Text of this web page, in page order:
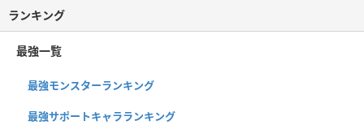
ランキング
最強一覧
最強モンスターランキング
最強サポートキャラランキング